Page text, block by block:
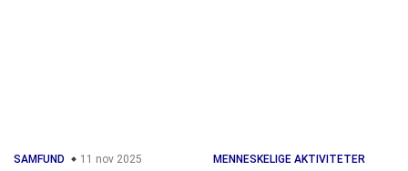
SAMFUND 11 nov 2025
MENNESKELIGE AKTIVITETER